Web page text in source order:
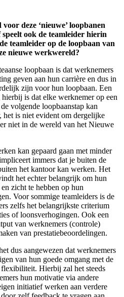
deze ‘nieuwe’ loopbanen
ook de teamleider hierin
teamleider op de loopbaan van
nieuwe werkwereld?
loopbaan is dat werknemers
geven aan hun carrière en dus in
zijn voor hun loopbaan. Een
is dat elke werknemer op een
volgende loopbaanstap kan
het is niet evident om dergelijke
niet in de wereld van het Nieuwe
kan gepaard gaan met minder
immers dat je buiten de
het kantoor kan werken. Het
het echter belangrijk om hun
zicht te hebben op hun
Voor sommige teamleiders is de
zelfs het belangrijkste criterium
of loonsverhogingen. Ook een
van werknemers (controle)
van prestatiebeoordelingen.
dus aangewezen dat werknemers
van hun goede omgang met de
flexibiliteit. Hierbij zal het steeds
hun motivatie via andere
initiatief werken aan verdere